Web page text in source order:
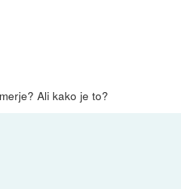
Ali kako je to?